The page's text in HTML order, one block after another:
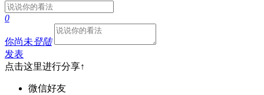
0
你尚未登陆
发表
点击这里进行分享↑
微信好友